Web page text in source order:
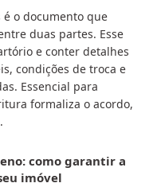
o documento que
duas partes. Esse
e conter detalhes
condições de troca e
Essencial para
formaliza o acordo,
como garantir a
imóvel